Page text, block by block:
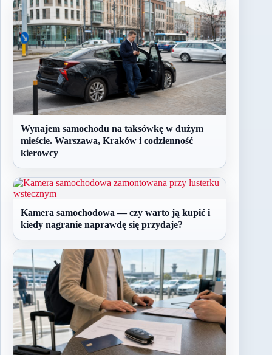
Wynajem samochodu na taksówkę w dużym
mieście. Warszawa, Kraków i codzienność
kierowcy
Kamera samochodowa — czy warto ją kupić i
kiedy nagranie naprawdę się przydaje?